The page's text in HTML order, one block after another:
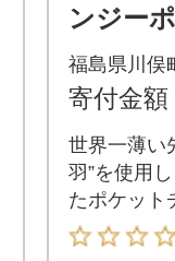
ンジー
フ(加賀
ー
福島県川俣
寄付金額
世界一薄い
羽”を使用
たポケット